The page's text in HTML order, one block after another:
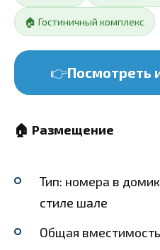
🏠 Гостиничный комплекс
👉Посмотреть
🏠 Размещение
Тип: номера в
стиле шале
Общая